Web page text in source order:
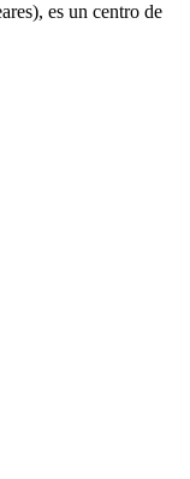
es un centro de